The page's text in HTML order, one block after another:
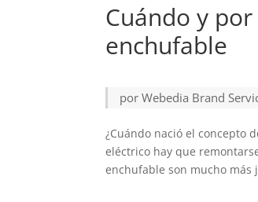
Cuándo y
enchufable
porWebedia Brand
¿Cuándo nació el concepto
eléctrico hay que
enchufable son mucho más